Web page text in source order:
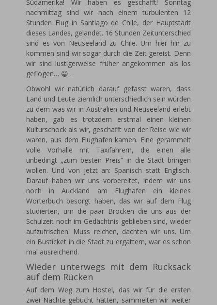
Südamerika! Wir haben es geschafft! Sonntag
nachmittag sind wir nach einem turbulenten 12
Stunden Flug in Santiago de Chile, der Hauptstadt
dieses Landes, gelandet. 16 Stunden Zeitunterschied
sind es von Neuseeland zu Chile. Um hier hin zu
kommen sind wir sogar durch die Zeit gereist. Denn
wir sind lustigerweise früher angekommen als los
geflogen… 😀 .
Obwohl wir natürlich darauf gefasst waren, dass
Land und Leute ziemlich unterschiedlich sein würden
zu dem was wir in Australien und Neuseeland erlebt
haben, gab es trotzdem erstmal einen kleinen
Kulturschock als wir, geschafft von der Reise wie wir
waren, aus dem Flughafen kamen. Eine gerammelt
volle Vorhalle mit Taxifahrern, die einen alle
unbedingt „zum besten Preis“ in die Stadt bringen
wollen. Und von jetzt an: Spanisch statt Englisch.
Darauf haben wir uns vorbereitet, indem wir uns
noch in Auckland am Flughafen ein kleines
Wörterbuch besorgt haben, das wir auf dem Flug
studierten, um die paar Brocken die uns aus der
Schulzeit noch im Gedächtnis geblieben sind, wieder
aufzufrischen. Muss reichen, dachten wir uns. Um
ein Busticket in die Stadt zu ergattern, war es schon
mal ausreichend.
Wieder unterwegs mit dem Rucksack
auf dem Rücken
Auf dem Weg zum Hostel, das wir für die ersten
zwei Nächte gebucht hatten, sammelten wir weiter